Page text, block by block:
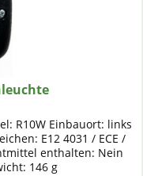
R10W Einbauort: links
E12 4031 / ECE /
enthalten: Nein
146 g